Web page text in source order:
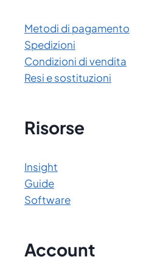
Metodi di pagamento
Spedizioni
Condizioni di vendita
Resi e sostituzioni
Risorse
Insight
Guide
Software
Account